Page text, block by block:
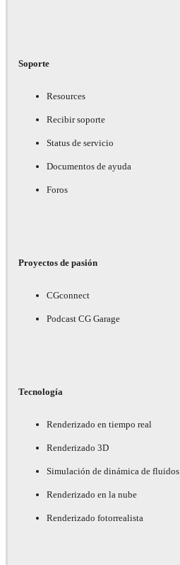
Soporte
Resources
Recibir soporte
Status de servicio
Documentos de ayuda
Foros
Proyectos de pasión
CGconnect
Podcast CG Garage
Tecnología
Renderizado en tiempo real
Renderizado 3D
Simulación de dinámica de fluidos
Renderizado en la nube
Renderizado fotorrealista